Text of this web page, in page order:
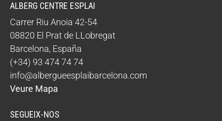
ALBERG CENTRE ESPLAI
Carrer Riu Anoia 42-54
08820 El Prat de LLobregat
Barcelona, España
(+34) 93 474 74 74
info@albergueesplaibarcelona.com
Veure Mapa
SEGUEIX-NOS